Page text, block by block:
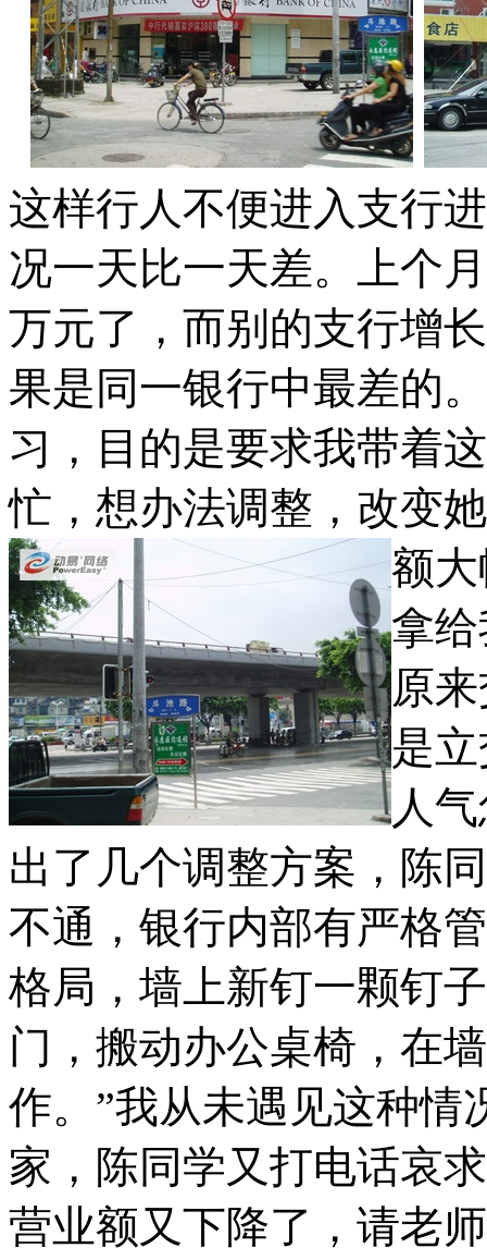
这样行人不便进入支行
况一天比一天差。上个
万元了，而别的支行增
果是同一银行中最差的
习，目的是要求我带着
忙，想办法调整，改变
额
拿
原
是
人
出了几个调整方案，陈
不通，银行内部有严格
格局，墙上新钉一颗钉
门，搬动办公桌椅，在
作。”我从未遇见这种情
家，陈同学又打电话哀
营业额又下降了，请老